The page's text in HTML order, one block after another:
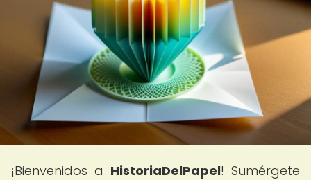
¡Bienvenidos a HistoriaDelPapel! Sumérgete